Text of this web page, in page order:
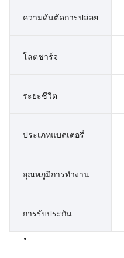
ความดันตัดการปล่อย
โลตชาร์จ
ระยะชีวิต
ประเภทแบตเตอรี่
อุณหภูมิการทํางาน
การรับประกัน